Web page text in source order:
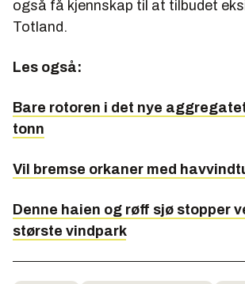
også få kjennskap til at tilbudet
Totland.
Les også:
Bare rotoren i det nye
tonn
Vil bremse orkaner med
Denne haien og røff sjø stopper
største vindpark